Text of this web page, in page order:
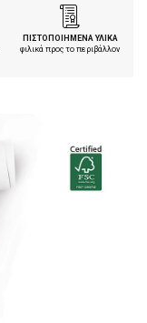
ΠΙΣΤΟΠΟΙΗΜΕΝΑ ΥΛΙΚΑ
φιλικά προς το περιβάλλον